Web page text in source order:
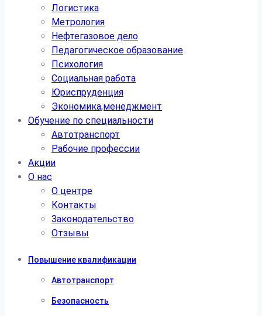
Логистика
Метрология
Нефтегазовое дело
Педагогическое образование
Психология
Социальная работа
Юриспруденция
Экономика,менеджмент
Обучение по специальности
Автотранспорт
Рабочие профессии
Акции
О нас
О центре
Контакты
Законодательство
Отзывы
Повышение квалификации
Автотранспорт
Безопасность